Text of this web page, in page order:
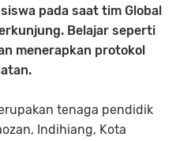
pada saat tim Global
Belajar seperti
menerapkan protokol
tenaga pendidik
Indihiang, Kota